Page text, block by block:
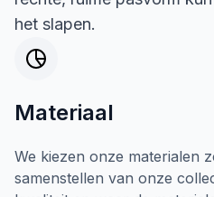
het slapen.
Materiaal
We kiezen onze materialen
samenstellen van onze